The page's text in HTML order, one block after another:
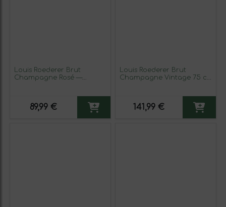
Louis Roederer Brut
Champagne Rosé —
89,99 €
Louis Roederer Brut
Champagne Vintage 75 cl
141,99 €